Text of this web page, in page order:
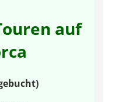
auf